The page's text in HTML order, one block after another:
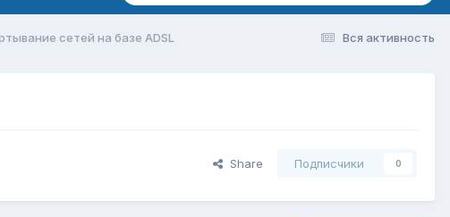
Вся активность
сетей на базе ADSL
Share Подписчики 0